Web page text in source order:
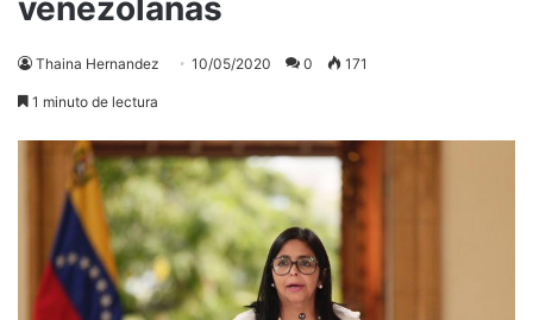
Thaina Hernandez 10/05/2020 0 171
1 minuto de lectura